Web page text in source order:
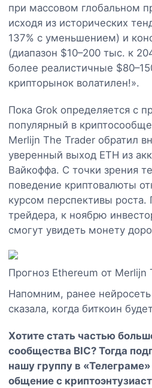
при массовом глобальном
исходя из исторических
137% с уменьшением) и
(диапазон $10–200 тыс. к
более реалистичные
крипторынок волатилен!».
Пока Grok определяется с
популярный в
Merlijn The Trader обратил
уверенный выход ETH из
Вайкоффа. С точки зрения
поведение криптовалюты
курсом перспективы роста.
трейдера, к ноябрю
смогут увидеть монету
Прогноз Ethereum от Merlijn
Напомним, ранее
сказала, когда биткоин
Хотите стать частью
сообщества BIC? Тогда
нашу группу в
общение с